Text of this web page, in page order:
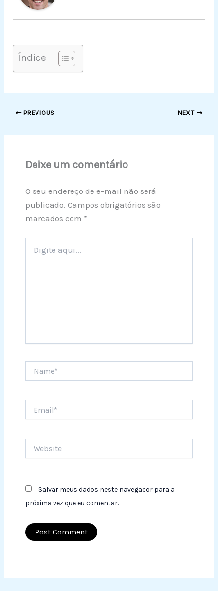
Índice
PREVIOUS NEXT
Deixe um comentário
O seu endereço de e-mail não será
publicado. Campos obrigatórios são
marcados com *
aqui...
Salvar meus dados neste navegador para a
próxima vez que eu comentar.